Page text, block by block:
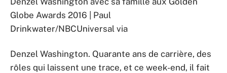
Globe Awards 2016 | Paul
Drinkwater/NBCUniversal via
Denzel Washington. Quarante ans de carrière, des
rôles qui laissent une trace, et ce week-end, il fait